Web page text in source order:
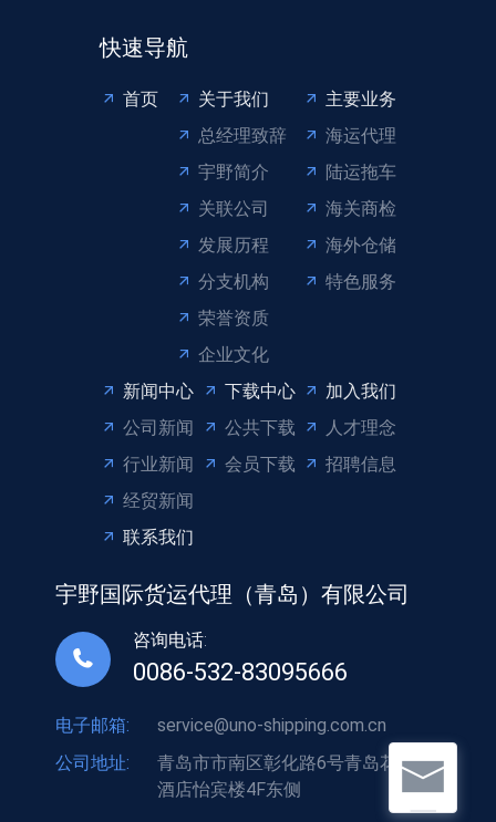
快速导航
首页
关于我们
总经理致辞
宇野简介
关联公司
发展历程
分支机构
荣誉资质
企业文化
主要业务
海运代理
陆运拖车
海关商检
海外仓储
特色服务
新闻中心
公司新闻
行业新闻
经贸新闻
下载中心
公共下载
会员下载
加入我们
人才理念
招聘信息
联系我们
宇野国际货运代理（青岛）有限公司
咨询电话:
0086-532-83095666
电子邮箱:
service@uno-shipping.com.cn
公司地址:
青岛市市南区彰化路6号青岛花园大
酒店怡宾楼4F东侧